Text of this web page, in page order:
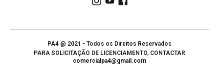
PA4 @ 2021 - Todos os Direitos Reservados
PARA SOLICITAÇÃO DE LICENCIAMENTO, CONTACTAR
comercialpa4@gmail.com